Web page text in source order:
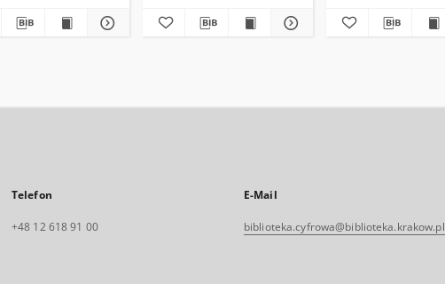
Telefon
+48 12 618 91 00
E-Mail
biblioteka.cyfrowa@biblioteka.krakow.pl